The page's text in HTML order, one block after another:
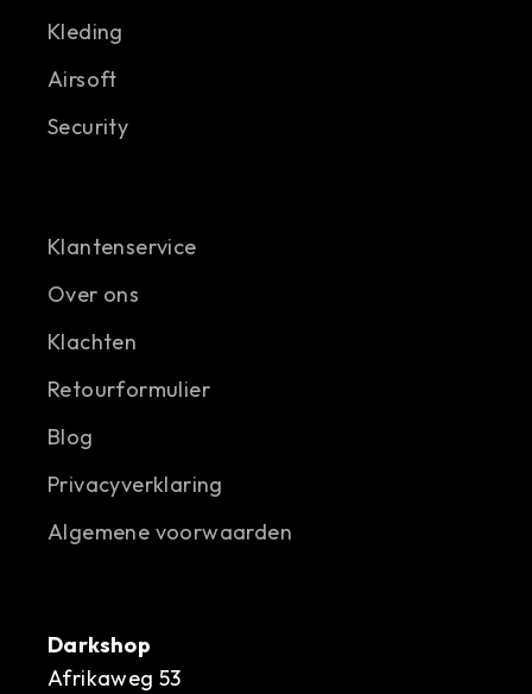
Kleding
Airsoft
Security
Klantenservice
Over ons
Klachten
Retourformulier
Blog
Privacyverklaring
Algemene voorwaarden
Darkshop
Afrikaweg 53